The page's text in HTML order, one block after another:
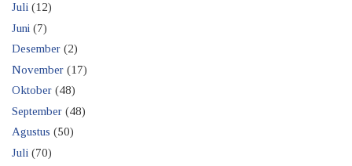
Juli (12)
Juni (7)
Desember (2)
November (17)
Oktober (48)
September (48)
Agustus (50)
Juli (70)